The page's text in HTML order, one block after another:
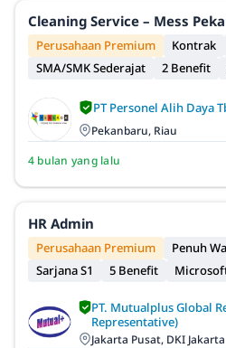
Cleaning Service – Mess
Perusahaan Premium
Kontrak
SMA/SMK Sederajat
2 Benefit
PT Personel Alih Daya
Pekanbaru, Riau
4 bulan yang lalu
HR Admin
Perusahaan Premium
Penuh
Sarjana S1
5 Benefit
PT. Mutualplus Global
Representative)
Jakarta Pusat, DKI Jakarta